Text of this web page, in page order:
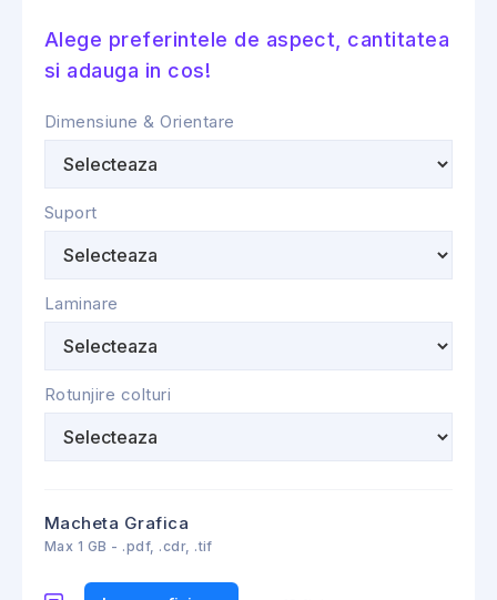
Alege preferintele de aspect, cantitatea
si adauga in cos!
Dimensiune & Orientare
Suport
Laminare
Rotunjire colturi
Macheta Grafica
Max 1 GB - .pdf, .cdr, .tif